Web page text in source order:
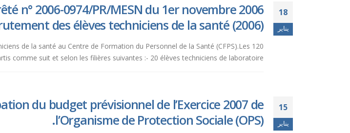
18
يناير
n° 2006-0974/PR/MESN du 1er novembre 2006
des élèves techniciens de la santé (2006).
de la santé au Centre de Formation du Personnel de la Santé (CFPS).Les 120
comme suit et selon les filières suivantes :- 20 élèves techniciens de laboratoire ;-...
15
يناير
du budget prévisionnel de l’Exercice 2007 de
l’Organisme de Protection Sociale (OPS).